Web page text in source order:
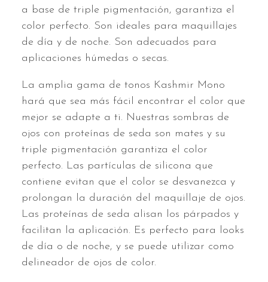
a base de triple pigmentación, garantiza el
color perfecto. Son ideales para maquillajes
de día y de noche. Son adecuados para
aplicaciones húmedas o secas.
La amplia gama de tonos Kashmir Mono
hará que sea más fácil encontrar el color que
mejor se adapte a ti. Nuestras sombras de
ojos con proteínas de seda son mates y su
triple pigmentación garantiza el color
perfecto. Las partículas de silicona que
contiene evitan que el color se desvanezca y
prolongan la duración del maquillaje de ojos.
Las proteínas de seda alisan los párpados y
facilitan la aplicación. Es perfecto para looks
de día o de noche, y se puede utilizar como
delineador de ojos de color.